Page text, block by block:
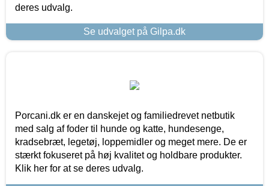
deres udvalg.
Se udvalget på Gilpa.dk
Porcani.dk er en danskejet og familiedrevet netbutik
med salg af foder til hunde og katte, hundesenge,
kradsebræt, legetøj, loppemidler og meget mere. De er
stærkt fokuseret på høj kvalitet og holdbare produkter.
Klik her for at se deres udvalg.